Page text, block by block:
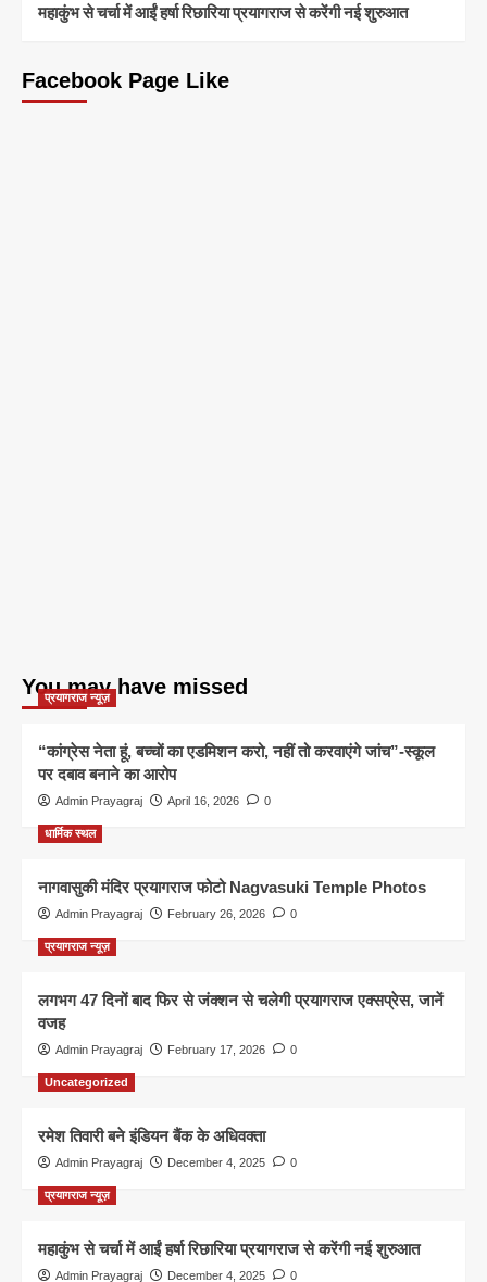
महाकुंभ से चर्चा में आईं हर्षा रिछारिया प्रयागराज से करेंगी नई शुरुआत
Facebook Page Like
You may have missed
प्रयागराज न्यूज़
“कांग्रेस नेता हूं, बच्चों का एडमिशन करो, नहीं तो करवाएंगे जांच”-स्कूल
पर दबाव बनाने का आरोप
Admin Prayagraj April 16, 2026 0
धार्मिक स्थल
नागवासुकी मंदिर प्रयागराज फोटो Nagvasuki Temple Photos
Admin Prayagraj February 26, 2026 0
प्रयागराज न्यूज़
लगभग 47 दिनों बाद फिर से जंक्शन से चलेगी प्रयागराज एक्सप्रेस, जानें
वजह
Admin Prayagraj February 17, 2026 0
Uncategorized
रमेश तिवारी बने इंडियन बैंक के अधिवक्ता
Admin Prayagraj December 4, 2025 0
प्रयागराज न्यूज़
महाकुंभ से चर्चा में आईं हर्षा रिछारिया प्रयागराज से करेंगी नई शुरुआत
Admin Prayagraj December 4, 2025 0